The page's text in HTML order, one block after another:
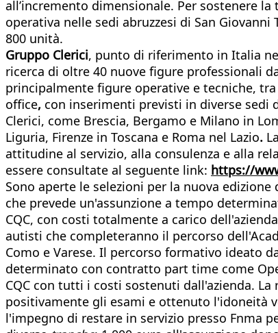
all’incremento dimensionale. Per sostenere
operativa nelle sedi abruzzesi di San
800 unità.
Gruppo Clerici, punto di riferimento in Italia
ricerca di oltre 40 nuove figure professionali
principalmente figure operative e tecniche,
office, con inserimenti previsti in diverse sedi
Clerici, come Brescia, Bergamo e Milano in
Liguria, Firenze in Toscana e Roma nel Lazio.
attitudine al servizio, alla consulenza e alla
essere consultate al seguente link: https://
Sono aperte le selezioni per la nuova edizione
che prevede un'assunzione a tempo
CQC, con costi totalmente a carico
autisti che completeranno il percorso
Como e Varese. Il percorso formativo ideato
determinato con contratto part time come
CQC con tutti i costi sostenuti dall'azienda.
positivamente gli esami e ottenuto l'idoneità
l'impegno di restare in servizio presso Fnma